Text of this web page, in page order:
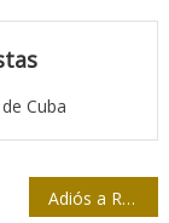
Cuba
Adiós a Ramón Chao, siempre con Cuba